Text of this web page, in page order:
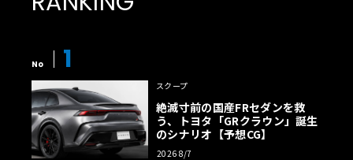
No 1
スクープ
絶滅寸前の国産FRセダンを救
う、トヨタ「GRクラウン」誕生
のシナリオ【予想CG】
2026 8/7